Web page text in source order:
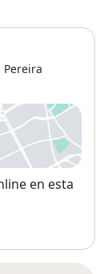
Pereira
nueva
en esta